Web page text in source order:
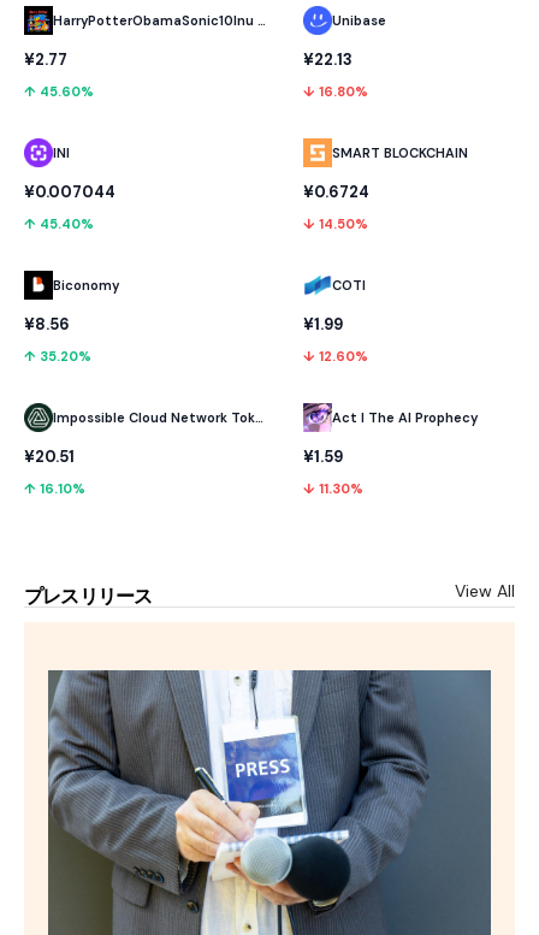
HarryPotterObamaSonic10Inu (ETH)
¥2.77
↑ 45.60%
INI
¥0.007044
↑ 45.40%
Biconomy
¥8.56
↑ 35.20%
Impossible Cloud Network Token
¥20.51
↑ 16.10%
Unibase
¥22.13
↓ 16.80%
SMART BLOCKCHAIN
¥0.6724
↓ 14.50%
COTI
¥1.99
↓ 12.60%
Act I The AI Prophecy
¥1.59
↓ 11.30%
プレスリリース View All